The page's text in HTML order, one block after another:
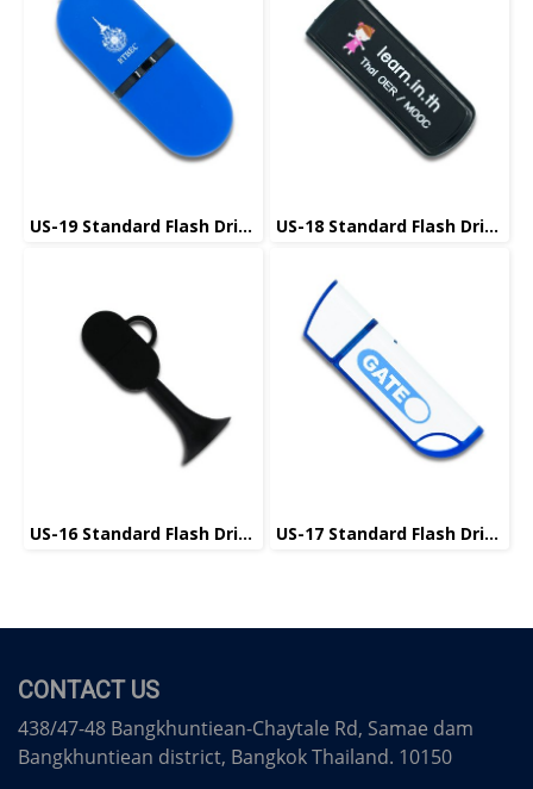
US-19 Standard Flash Drive แฟลชไดร์ฟมาตรฐาน US-18 Standard Flash Drive แฟลชไดร์ฟมาตรฐาน
US-16 Standard Flash Drive แฟลชไดร์ฟมาตรฐาน US-17 Standard Flash Drive แฟลชไดร์ฟมาตรฐาน
CONTACT US
438/47-48 Bangkhuntiean-Chaytale Rd, Samae dam
Bangkhuntiean district, Bangkok Thailand. 10150